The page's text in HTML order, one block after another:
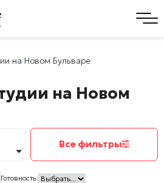
на Новом Бульваре
на Новом
Все фильтры
Готовность: